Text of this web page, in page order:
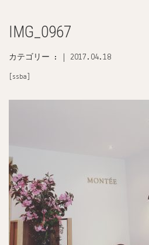
IMG_0967
カテゴリー : | 2017.04.18
[ssba]